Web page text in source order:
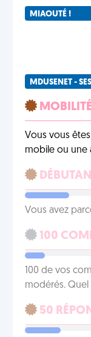
MIAOUTÉ !
MDUSENET -
MOBILITÉ
Vous vous
mobile ou une
Vous avez
100
100 de vos
modérés. Quel
50